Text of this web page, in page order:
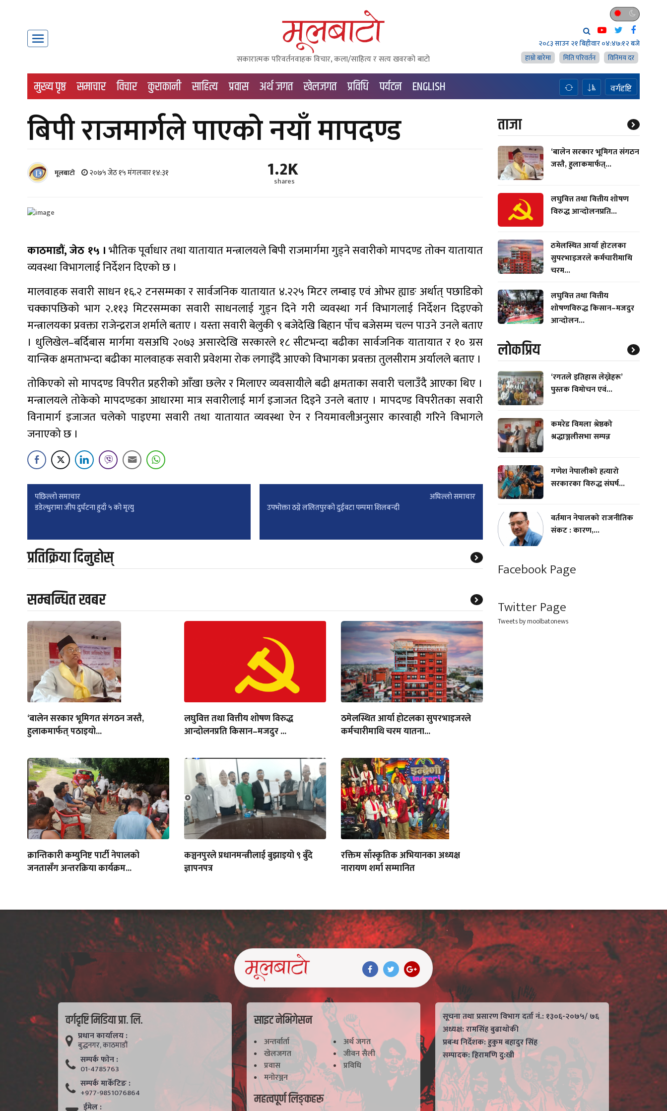
सकारात्मक परिवर्तनवाहक विचार, कला/साहित्य र सत्य खवरको बाटाे
२०८३ साउन २१ बिहीवार०४:४७:१३ बजे
हाम्राे बारेमा
मिति परिवर्तन विनिमय दर
मुख्य पृष्ठ समाचार विचार कुराकानी साहित्य प्रवास अर्थ जगत खेलजगत प्रविधि पर्यटन ENGLISH वर्गदृष्टि
बिपी राजमार्गले पाएको नयाँ मापदण्ड
मूलबाटाे २०७५ जेठ १५ मंगलवार १४:३१ 1.2K
shares
काठमाडौं, जेठ १५ ।भौतिक पूर्वाधार तथा यातायात मन्त्रालयले बिपी राजमार्गमा गुड्ने सवारीको मापदण्ड तोक्न यातायात
व्यवस्था विभागलाई निर्देशन दिएको छ ।
मालवाहक सवारी साधन १६.२ टनसम्मका र सार्वजनिक यातायात ४.२२५ मिटर लम्बाइ एवं ओभर ह्याङ अर्थात् पछाडिको
चक्कापछिको भाग २.११३ मिटरसम्मका सवारी साधनलाई गुड्न दिने गरी व्यवस्था गर्न विभागलाई निर्देशन दिइएको
मन्त्रालयका प्रवक्ता राजेन्द्रराज शर्माले बताए । यस्ता सवारी बेलुकी ९ बजेदेखि बिहान पाँच बजेसम्म चल्न पाउने उनले बताए
। धुलिखेल–बर्दिबास मार्गमा यसअघि २०७३ असारदेखि सरकारले १८ सीटभन्दा बढीका सार्वजनिक यातायात र १० ग्रस
यान्त्रिक क्षमताभन्दा बढीका मालवाहक सवारी प्रवेशमा रोक लगाइँदै आएको विभागका प्रवक्ता तुलसीराम अर्यालले बताए ।
तोकिएको सो मापदण्ड विपरीत प्रहरीको आँखा छलेर र मिलाएर व्यवसायीले बढी क्षमताका सवारी चलाउँदै आएका थिए ।
मन्त्रालयले तोकेको मापदण्डका आधारमा मात्र सवारीलाई मार्ग इजाजत दिइने उनले बताए । मापदण्ड विपरीतका सवारी
विनामार्ग इजाजत चलेको पाइएमा सवारी तथा यातायात व्यवस्था ऐन र नियमावलीअनुसार कारवाही गरिने विभागले
जनाएको छ ।
Post
पछिल्लाे समाचार
डडेल्धुरामा जीप दुर्घटना हुदाँ ५ को मृत्यु
अघिल्लाे समाचार
उपभोक्ता ठग्ने ललितपुरको दुईवटा पम्पमा शिलबन्दी
प्रतिक्रिया दिनुहोस्
सम्बन्धित खबर
‘बालेन सरकार भूमिगत संगठन जस्तै,
हुलाकमार्फत् पठाइयो...
लघुवित्त तथा वित्तीय शोषण विरुद्ध
आन्दोलनप्रति किसान–मजदुर ...
ठमेलस्थित आर्या होटलका सुपरभाइजरले
कर्मचारीमाथि चरम यातना...
क्रान्तिकारी कम्युनिष्ट पार्टी नेपालको
जनतासँग अन्तरक्रिया कार्यक्रम...
कञ्चनपुरले प्रधानमन्त्रीलाई बुझाइयो ९ बुँदे
ज्ञापनपत्र
रक्तिम साँस्कृतिक अभियानका अध्यक्ष
नारायण शर्मा सम्मानित
ताजा
‘बालेन सरकार भूमिगत संगठन
जस्तै, हुलाकमार्फत्...
लघुवित्त तथा वित्तीय शोषण
विरुद्ध आन्दोलनप्रति...
ठमेलस्थित आर्या होटलका
सुपरभाइजरले कर्मचारीमाथि
चरम...
लघुवित्त तथा वित्तीय
शोषणविरुद्ध किसान–मजदुर
आन्दोलन...
लाेकप्रिय
‘रगतले इतिहास लेख्नेहरू’
पुस्तक विमोचन एवं...
कमरेड विमला श्रेष्ठको
श्रद्धाञ्जलीसभा सम्पन्न
गणेश नेपालीको हत्यारो
सरकारका विरुद्ध संघर्ष...
वर्तमान नेपालको राजनीतिक
संकट : कारण,...
Facebook Page
Twitter Page
Tweets by moolbatonews
वर्गदृष्टि मिडिया प्रा. लि.
प्रधान कार्यालय :
बुद्धनगर, काठमाडाैं
सम्पर्क फाेन :
01-4785763
सम्पर्क मार्केटिङ :
+977-9851076864
ईमेल :
साइट नेभिगेसन
अन्तर्वार्ता
अर्थ जगत
खेलजगत
जीवन सैली
प्रवास
प्रविधि
मनोरञ्जन
महत्वपूर्ण लिङ्कहरू
सूचना तथा प्रसारण विभाग दर्ता नं.: १३०६-२०७५/ ७६
अध्यक्ष: रामसिंह बुढाथाेकी
प्रबन्ध निर्देशक: हुकुम बहादुर सिंह
सम्पादक: हिरामणि दु:खी